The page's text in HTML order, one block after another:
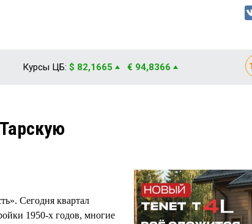
Курсы ЦБ: $ 82,1665 € 94,8366
Сегодня квартал
1950-х годов, многие